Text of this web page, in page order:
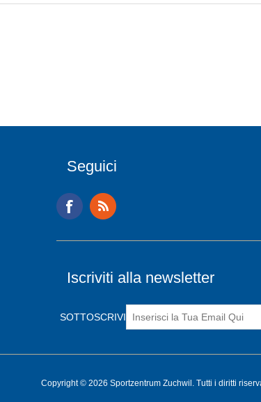
Seguici
Iscriviti alla newsletter
Copyright © 2026 Sportzentrum Zuchwil. Tutti i diritti